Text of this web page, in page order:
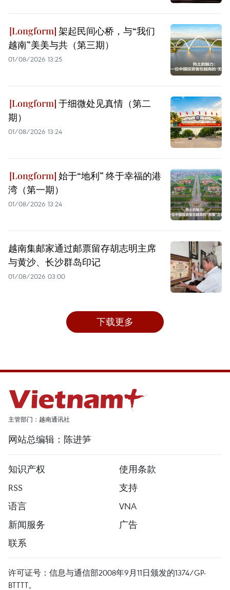
架起民间心桥，与“我们
越南”美美与共（第三期）
01/08/2026 13:25
于细微处见真情（第二
期）
01/08/2026 13:24
始于“地利” 终于幸福的港
湾（第一期）
01/08/2026 13:24
越南集邮家通过邮票留存胡志明主席
与黄沙、长沙群岛印记
01/08/2026 03:00
下载更多
主管部门：越南通讯社
网站总编辑：陈进笋
知识产权
使用条款
RSS
支持
语言
VNA
新闻服务
广告
联系
许可证号：信息与通信部2008年9月11日颁发的1374/GP-
BTTTT。